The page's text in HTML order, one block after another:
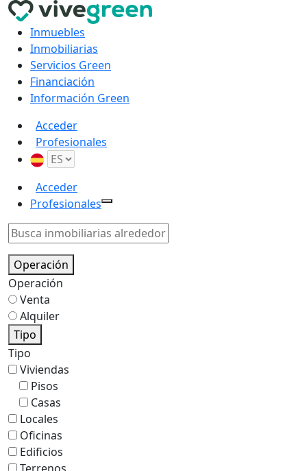
Inmuebles
Inmobiliarias
Servicios Green
Financiación
Información Green
Acceder
Profesionales
Acceder
Profesionales
Operación
Operación
Venta
Alquiler
Tipo
Tipo
Viviendas
Pisos
Casas
Locales
Oficinas
Edificios